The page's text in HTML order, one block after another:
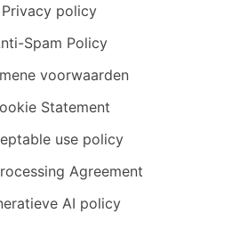
Privacy policy
Spam Policy
voorwaarden
Statement
use policy
Agreement
AI policy